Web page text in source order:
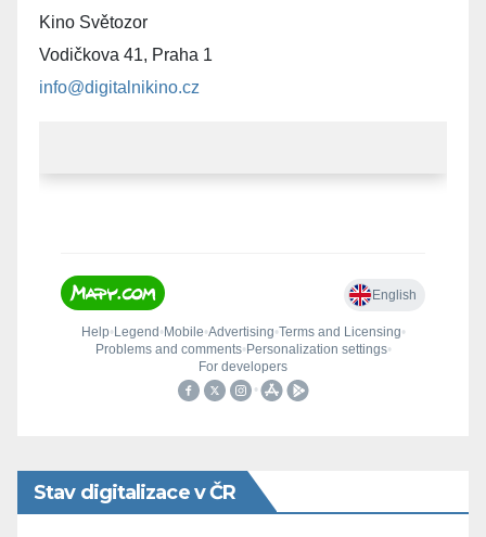
Kino Světozor
Vodičkova 41, Praha 1
info@digitalnikino.cz
Stav digitalizace v ČR